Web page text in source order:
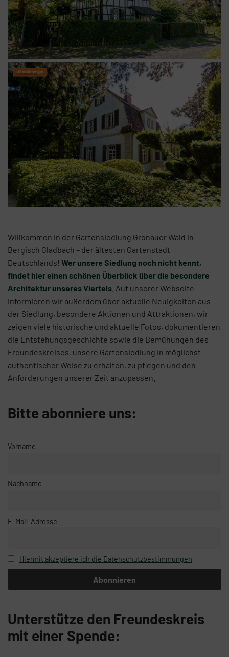
Willkommen in der Gartensiedlung Gronauer Wald in
Bergisch Gladbach – der ältesten Gartenstadt
Deutschlands! Wer unsere Siedlung noch nicht kennt,
findet hier einen schönen Überblick über die besondere
Architektur unseres Viertels . Auf unserer Webseite
informieren wir außerdem über aktuelle Neuigkeiten aus
der Siedlung, besondere Aktionen und Attraktionen, wir
zeigen viele historische und aktuelle Fotos, dokumentieren
die Entstehungsgeschichte sowie die Bemühungen des
Freundeskreises, unsere Gartensiedlung in möglichst
authentischer Weise zu erhalten, zu pflegen und den
Anforderungen unserer Zeit anzupassen.
Bitte abonniere uns:
Vorname
Nachname
E-Mail-Adresse
Hiermit akzeptiere ich die Datenschutzbestimmungen
Unterstütze den Freundeskreis
mit einer Spende: